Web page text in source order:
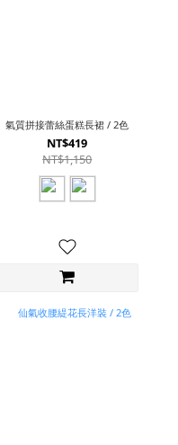
氣質拼接蕾絲蛋糕長裙 / 2色
NT$419
NT$1,150